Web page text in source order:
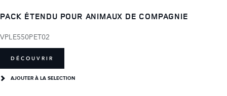
PACK ÉTENDU POUR ANIMAUX DE COMPAGNIE
VPLE550PET02
DÉCOUVRIR
AJOUTER À LA SELECTION